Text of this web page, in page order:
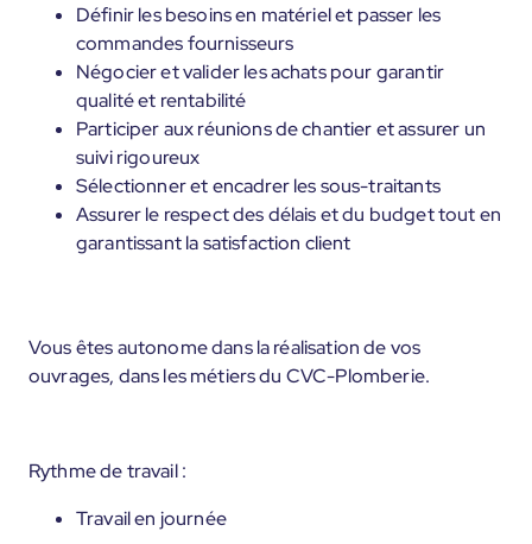
Définir les besoins en matériel et passer les
commandes fournisseurs
Négocier et valider les achats pour garantir
qualité et rentabilité
Participer aux réunions de chantier et assurer un
suivi rigoureux
Sélectionner et encadrer les sous-traitants
Assurer le respect des délais et du budget tout en
garantissant la satisfaction client
Vous êtes autonome dans la réalisation de vos
ouvrages, dans les métiers du CVC-Plomberie.
Rythme de travail :
Travail en journée